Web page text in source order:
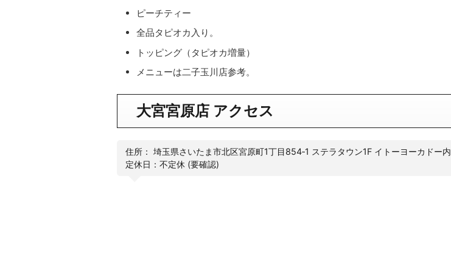
ピーチティー
全品タピオカ入り。
トッピング（タピオカ増量）
メニューは二子玉川店参考。
大宮宮原店 アクセス
住所： 埼玉県さいたま市北区宮原町1丁目854‐1 ステラタウン1F イトーヨーカドー内
定休日：不定休 (要確認)